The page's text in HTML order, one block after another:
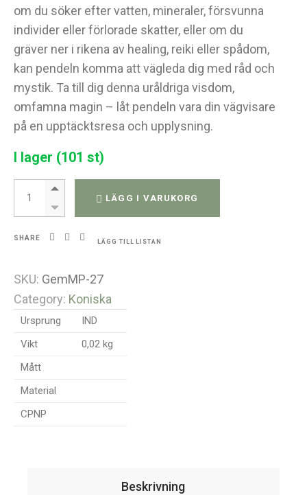
om du söker efter vatten, mineraler, försvunna
individer eller förlorade skatter, eller om du
gräver ner i rikena av healing, reiki eller spådom,
kan pendeln komma att vägleda dig med råd och
mystik. Ta till dig denna uråldriga visdom,
omfamna magin – låt pendeln vara din vägvisare
på en upptäcktsresa och upplysning.
I lager (101 st)
Pendel - Rosenkvarts quantity
LÄGG I VARUKORG
SHARE
LÄGG TILL LISTAN
SKU: GemMP-27
Category: Koniska
Ursprung
IND
Vikt
0,02 kg
Mått
Material
CPNP
Beskrivning